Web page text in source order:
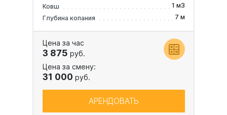
Ковш
1 м3
Глубина копания
7 м
Цена за час
3 875 руб.
Цена за смену:
31 000 руб.
АРЕНДОВАТЬ